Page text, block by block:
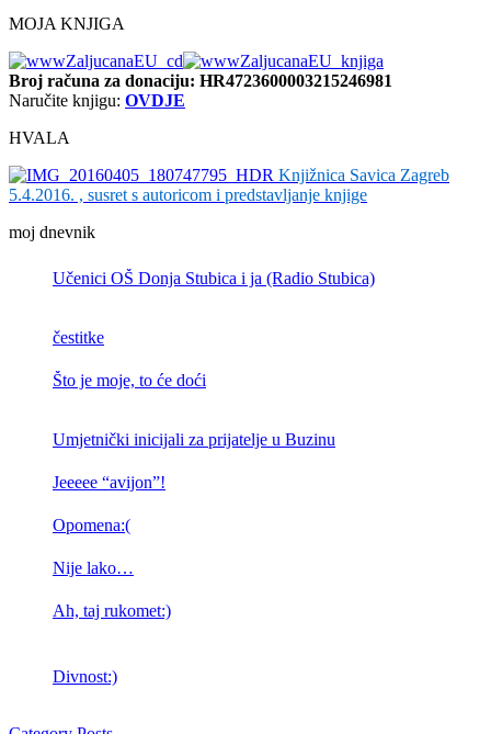
MOJA KNJIGA
Broj računa za donaciju: HR4723600003215246981
Naručite knjigu: OVDJE
HVALA
Knjižnica Savica Zagreb
5.4.2016. , susret s autoricom i predstavljanje knjige
moj dnevnik
Učenici OŠ Donja Stubica i ja (Radio Stubica)
čestitke
Što je moje, to će doći
Umjetnički inicijali za prijatelje u Buzinu
Jeeeee “avijon”!
Opomena:(
Nije lako…
Ah, taj rukomet:)
Divnost:)